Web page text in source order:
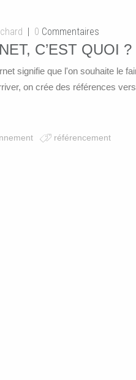
0 Commentaires
C’EST QUOI ?
signifie que l'on souhaite le
on crée des références
référencement